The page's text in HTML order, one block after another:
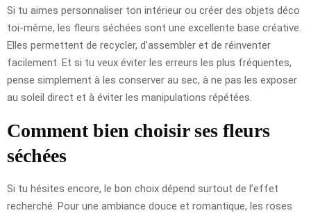
Si tu aimes personnaliser ton intérieur ou créer des objets déco
toi-même, les fleurs séchées sont une excellente base créative.
Elles permettent de recycler, d’assembler et de réinventer
facilement. Et si tu veux éviter les erreurs les plus fréquentes,
pense simplement à les conserver au sec, à ne pas les exposer
au soleil direct et à éviter les manipulations répétées.
Comment bien choisir ses fleurs
séchées
Si tu hésites encore, le bon choix dépend surtout de l’effet
recherché. Pour une ambiance douce et romantique, les roses